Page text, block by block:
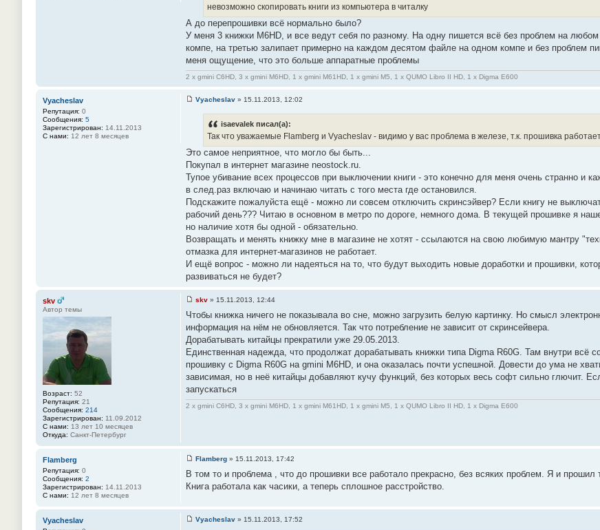
невозможно скопировать книги из компьютера в читалку
А до перепрошивки всё нормально было?
У меня 3 книжки M6HD, и все ведут себя по разному. На одну пишется всё без проблем на
компе, на третью залипает примерно на каждом десятом файле на одном компе и без проблем
меня ощущение, что это больше аппаратные проблемы
2 x gmini C6HD, 3 x gmini M6HD, 1 x gmini M61HD, 1 x gmini M5, 1 x QUMO Libro II HD, 1 x Digma E600
Vyacheslav
Репутация: 0
Сообщения: 5
Зарегистрирован: 14.11.2013
С нами: 12 лет 8 месяцев
н
и
#
1
2
Vyacheslav » 15.11.2013, 12:02
isaevalek писал(а):
Так что уважаемые Flamberg и Vyacheslav - видимо у вас проблема в железе, т.к. прошивка
Это самое неприятное, что могло бы быть...
Покупал в интернет магазине neostock.ru.
Тупое убивание всех процессов при выключении книги - это конечно для меня очень странно
в след.раз включаю и начинаю читать с того места где остановился.
Подскажите пожалуйста ещё - можно ли совсем отключить скринсэйвер? Если книгу не
рабочий день??? Читаю в основном в метро по дороге, немного дома. В текущей прошивке я
но наличие хотя бы одной - обязательно.
Возвращать и менять книжку мне в магазине не хотят - ссылаются на свою любимую мантру
отмазка для интернет-магазинов не работает.
И ещё вопрос - можно ли надеяться на то, что будут выходить новые доработки и прошивки,
развиваться не будет?
skv
Автор темы
Возраст: 52
Репутация: 21
Сообщения: 214
Зарегистрирован: 11.09.2012
С нами: 13 лет 10 месяцев
Откуда: Санкт-Петербург
о
б
щ
е
н
и
#
1
3
skv » 15.11.2013, 12:44
Чтобы книжка ничего не показывала во сне, можно загрузить белую картинку. Но смысл
информация на нём не обновляется. Так что потребление не зависит от скринсейвера.
Дорабатывать китайцы прекратили уже 29.05.2013.
Единственная надежда, что продолжат дорабатывать книжки типа Digma R60G. Там внутри всё
прошивку с Digma R60G на gmini M6HD, и она оказалась почти успешной. Довести до ума не
зависимая, но в неё китайцы добавляют кучу функций, без которых весь софт сильно глючит.
запускаться
2 x gmini C6HD, 3 x gmini M6HD, 1 x gmini M61HD, 1 x gmini M5, 1 x QUMO Libro II HD, 1 x Digma E600
Flamberg
Репутация: 0
Сообщения: 2
Зарегистрирован: 14.11.2013
С нами: 12 лет 8 месяцев
о
б
и
Flamberg » 15.11.2013, 17:42
В том то и проблема , что до прошивки все работало прекрасно, без всяких проблем. Я и прошил
Книга работала как часики, а теперь сплошное расстройство.
Vyacheslav Vyacheslav » 15.11.2013, 17:52